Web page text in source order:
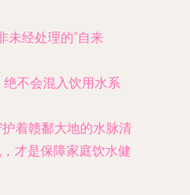
未经处理的“自来
绝不会混入饮用水系
着赣鄱大地的水脉清
才是保障家庭饮水健